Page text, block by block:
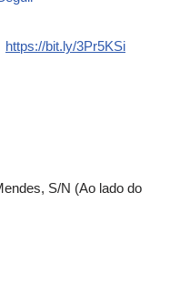
https://bit.ly/3Pr5KSi
S/N (Ao lado do